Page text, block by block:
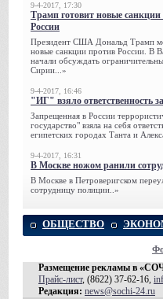
9-4-2017, 17:30
Трамп готовит новые санкции
России
Президент США Дональд Трамп
новые санкции против России. В
начали обсуждать
Сирии...»
9-4-2017, 16:46
"ИГ" взяло ответственность
Запрещенная в России
государство" взяла на себя
египетских городах Танта и
9-4-2017, 16:31
В Москве ножом ранили
В Москве в Петроверигском
сотрудницу полиции..»
ОБЩЕСТВО
Размещение рекламы в
Прайс-лист, (8622) 37-62-16,
Редакция: news@sochi-24.ru